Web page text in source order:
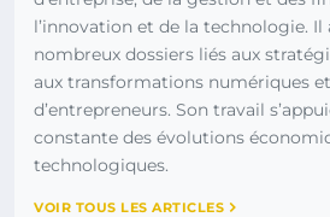
l’innovation et de la technologie. Il
nombreux dossiers liés aux
aux transformations numériques
d’entrepreneurs. Son travail
constante des évolutions
technologiques.
VOIR TOUS LES ARTICLES